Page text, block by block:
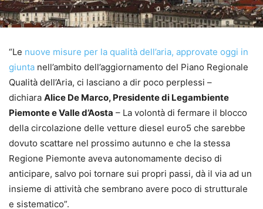
“Le nuove misure per la qualità dell’aria, approvate oggi in
giunta nell’ambito dell’aggiornamento del Piano Regionale
Qualità dell’Aria, ci lasciano a dir poco perplessi –
dichiara Alice De Marco, Presidente di Legambiente
Piemonte e Valle d’Aosta – La volontà di fermare il blocco
della circolazione delle vetture diesel euro5 che sarebbe
dovuto scattare nel prossimo autunno e che la stessa
Regione Piemonte aveva autonomamente deciso di
anticipare, salvo poi tornare sui propri passi, dà il via ad un
insieme di attività che sembrano avere poco di strutturale
e sistematico”.